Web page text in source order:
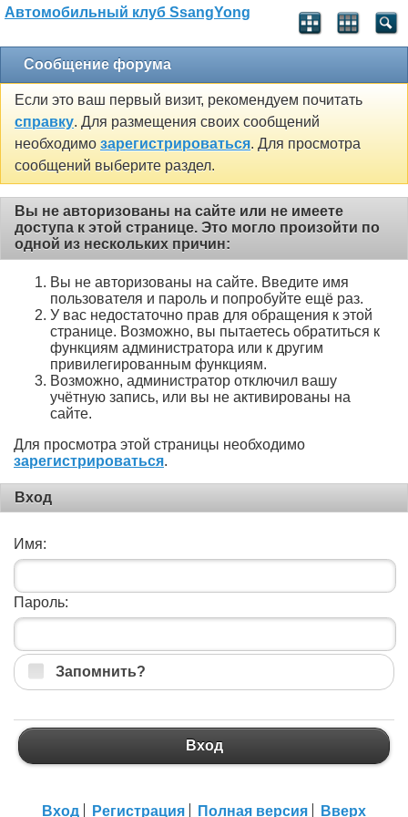
Автомобильный клуб SsangYong
Сообщение форума
Если это ваш первый визит, рекомендуем почитать
справку. Для размещения своих сообщений
необходимо зарегистрироваться. Для просмотра
сообщений выберите раздел.
Вы не авторизованы на сайте или не имеете
доступа к этой странице. Это могло произойти по
одной из нескольких причин:
Вы не авторизованы на сайте. Введите имя
пользователя и пароль и попробуйте ещё раз.
У вас недостаточно прав для обращения к этой
странице. Возможно, вы пытаетесь обратиться к
функциям администратора или к другим
привилегированным функциям.
Возможно, администратор отключил вашу
учётную запись, или вы не активированы на
сайте.
Для просмотра этой страницы необходимо
зарегистрироваться.
Вход
Имя:
Пароль:
Запомнить?
Вход
Вход Регистрация Полная версия Вверх